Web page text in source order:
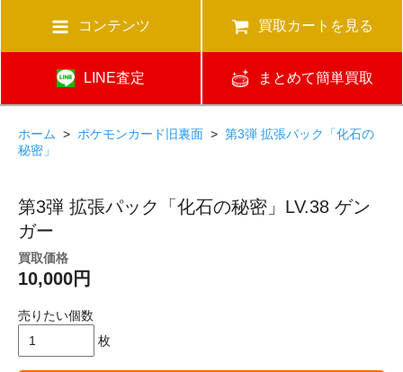
コンテンツ 買取カートを見る
LINE査定 まとめて簡単買取
ホーム > ポケモンカード旧裏面 > 第3弾 拡張パック「化石の
秘密」
第3弾 拡張パック「化石の秘密」LV.38 ゲン
ガー
買取価格
10,000円
売りたい個数
枚